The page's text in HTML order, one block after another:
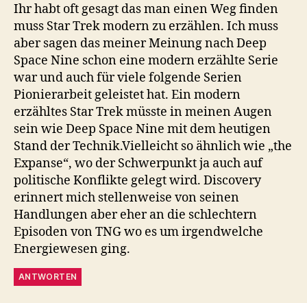
Ihr habt oft gesagt das man einen Weg finden
muss Star Trek modern zu erzählen. Ich muss
aber sagen das meiner Meinung nach Deep
Space Nine schon eine modern erzählte Serie
war und auch für viele folgende Serien
Pionierarbeit geleistet hat. Ein modern
erzähltes Star Trek müsste in meinen Augen
sein wie Deep Space Nine mit dem heutigen
Stand der Technik.Vielleicht so ähnlich wie „the
Expanse“, wo der Schwerpunkt ja auch auf
politische Konflikte gelegt wird. Discovery
erinnert mich stellenweise von seinen
Handlungen aber eher an die schlechtern
Episoden von TNG wo es um irgendwelche
Energiewesen ging.
ANTWORTEN